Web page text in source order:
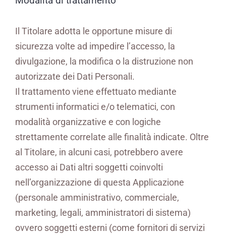
Il Titolare adotta le opportune misure di
sicurezza volte ad impedire l’accesso, la
divulgazione, la modifica o la distruzione non
autorizzate dei Dati Personali.
Il trattamento viene effettuato mediante
strumenti informatici e/o telematici, con
modalità organizzative e con logiche
strettamente correlate alle finalità indicate. Oltre
al Titolare, in alcuni casi, potrebbero avere
accesso ai Dati altri soggetti coinvolti
nell’organizzazione di questa Applicazione
(personale amministrativo, commerciale,
marketing, legali, amministratori di sistema)
ovvero soggetti esterni (come fornitori di servizi